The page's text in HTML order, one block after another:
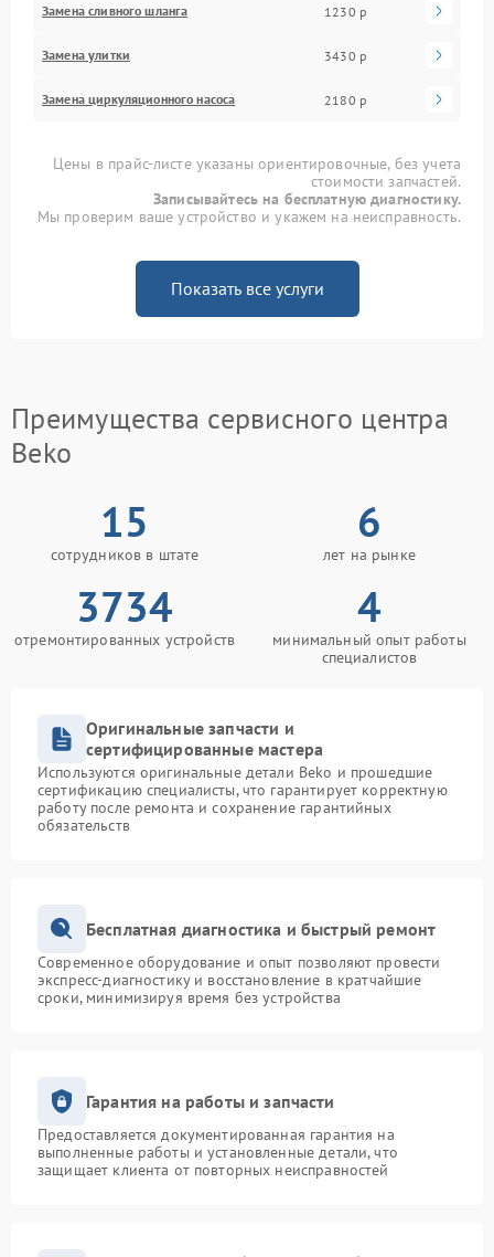
Замена сливного шланга 1230 р
Замена улитки 3430 р
Замена циркуляционного насоса 2180 р
Цены в прайс-листе указаны ориентировочные, без учета
стоимости запчастей.
Записывайтесь на бесплатную диагностику.
Мы проверим ваше устройство и укажем на неисправность.
Показать все услуги
Преимущества сервисного центра
Beko
15
сотрудников в штате
6
лет на рынке
3734
отремонтированных устройств
4
минимальный опыт работы
специалистов
Оригинальные запчасти и
сертифицированные мастера
Используются оригинальные детали Beko и прошедшие
сертификацию специалисты, что гарантирует корректную
работу после ремонта и сохранение гарантийных
обязательств
Бесплатная диагностика и быстрый ремонт
Современное оборудование и опыт позволяют провести
экспресс-диагностику и восстановление в кратчайшие
сроки, минимизируя время без устройства
Гарантия на работы и запчасти
Предоставляется документированная гарантия на
выполненные работы и установленные детали, что
защищает клиента от повторных неисправностей